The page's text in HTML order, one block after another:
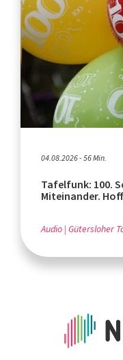
04.08.2026 - 56 Min.
Tafelfunk: 100.
Miteinander.
Audio Gütersloher